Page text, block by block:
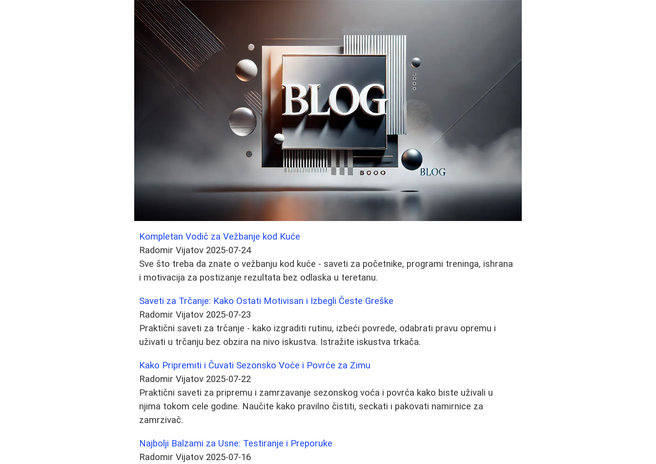
Kompletan Vodič za Vežbanje kod Kuće
Radomir Vijatov 2025-07-24
Sve što treba da znate o vežbanju kod kuće - saveti za početnike, programi treninga, ishrana
i motivacija za postizanje rezultata bez odlaska u teretanu.
Saveti za Trčanje: Kako Ostati Motivisan i Izbegli Česte Greške
Radomir Vijatov 2025-07-23
Praktični saveti za trčanje - kako izgraditi rutinu, izbeći povrede, odabrati pravu opremu i
uživati u trčanju bez obzira na nivo iskustva. Istražite iskustva trkača.
Kako Pripremiti i Čuvati Sezonsko Voće i Povrće za Zimu
Radomir Vijatov 2025-07-22
Praktični saveti za pripremu i zamrzavanje sezonskog voća i povrća kako biste uživali u
njima tokom cele godine. Naučite kako pravilno čistiti, seckati i pakovati namirnice za
zamrzivač.
Najbolji Balzami za Usne: Testiranje i Preporuke
Radomir Vijatov 2025-07-16